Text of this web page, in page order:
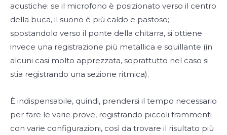
acustiche: se il microfono è posizionato verso il centro
della buca, il suono è più caldo e pastoso;
spostandolo verso il ponte della chitarra, si ottiene
invece una registrazione più metallica e squillante (in
alcuni casi molto apprezzata, soprattutto nel caso si
stia registrando una sezione ritmica).
È indispensabile, quindi, prendersi il tempo necessario
per fare le varie prove, registrando piccoli frammenti
con varie configurazioni, così da trovare il risultato più